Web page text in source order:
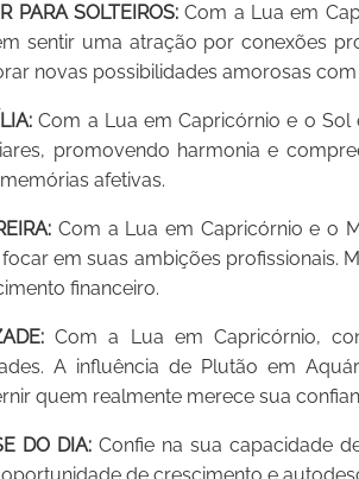
PARA SOLTEIROS:Com a Lua em
sentir uma atração por conexões
novas possibilidades amorosas
Com a Lua em Capricórnio e o
promovendo harmonia e
afetivas.
Com a Lua em Capricórnio e o
em suas ambições profissionais.
financeiro.
Com a Lua em Capricórnio,
A influência de Plutão em
quem realmente merece sua
DO DIA: Confie na sua capacidade